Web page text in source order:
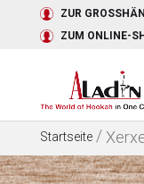
ZUR
ZUM ONLINE-
Startseite/